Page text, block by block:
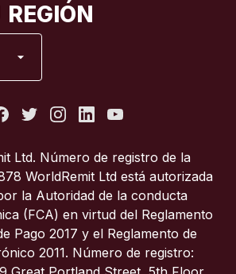
Ltd. Número de registro de la
WorldRemit Ltd está autorizada
la Autoridad de la conducta
(FCA) en virtud del Reglamento
Pago 2017 y el Reglamento de
2011. Número de registro: